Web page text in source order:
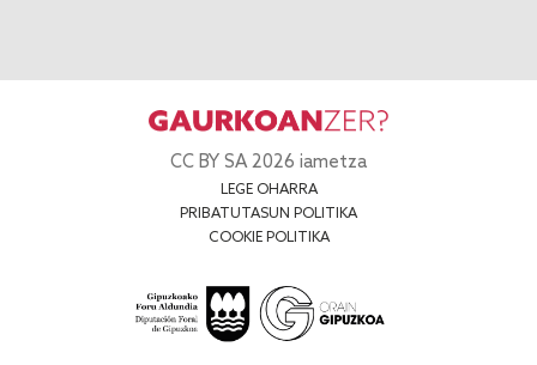
CC BY SA 2026 iametza
LEGE OHARRA
PRIBATUTASUN POLITIKA
COOKIE POLITIKA